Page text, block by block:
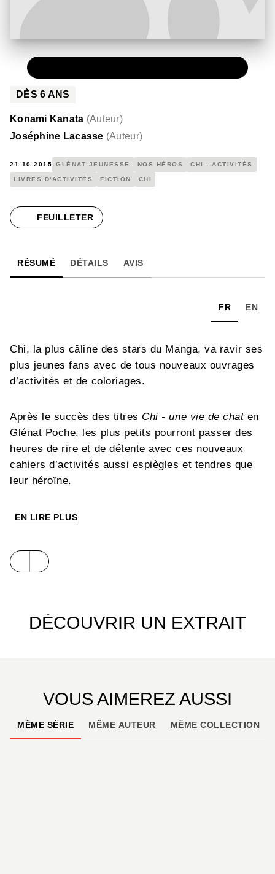
DÈS6 ANS
Konami Kanata (Auteur)
Joséphine Lacasse (Auteur)
21.10.2015 GLÉNAT JEUNESSE NOS HÉROS CHI - ACTIVITÉS
LIVRES D'ACTIVITÉS FICTION CHI
FEUILLETER
RÉSUMÉ DÉTAILS AVIS
FR EN
Chi, la plus câline des stars du Manga, va ravir ses
plus jeunes fans avec de tous nouveaux ouvrages
d’activités et de coloriages.
Après le succès des titres Chi - une vie de chaten
Glénat Poche, les plus petits pourront passer des
heures de rire et de détente avec ces nouveaux
cahiers d’activités aussi espiègles et tendres que
leur héroïne.
EN LIRE PLUS
DÉCOUVRIR UN EXTRAIT
VOUS AIMEREZ AUSSI
MÊME SÉRIE MÊME AUTEUR MÊME COLLECTION